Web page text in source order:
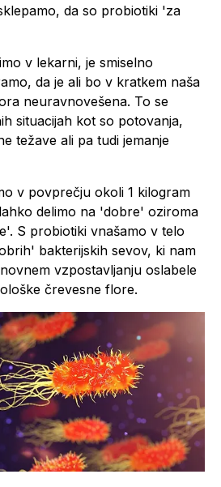
da so probiotiki 'za
v lekarni, je smiselno
da je ali bo v kratkem naša
neuravnovešena. To se
situacijah kot so potovanja,
težave ali pa tudi jemanje
v povprečju okoli 1 kilogram
delimo na 'dobre' oziroma
S probiotiki vnašamo v telo
bakterijskih sevov, ki nam
vzpostavljanju oslabele
črevesne flore.